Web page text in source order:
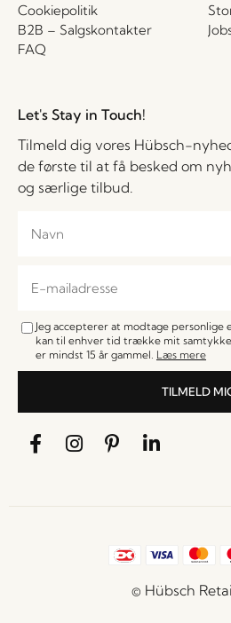
Cookiepolitik
B2B – Salgskontakter
FAQ
Let's Stay in Touch!
Tilmeld dig vores Hübsch-
de første til at få besked om
og særlige tilbud.
Jeg accepterer at modtage personlige
kan til enhver tid trække mit
er mindst 15 år gammel. Læs mere
TILMELD
© Hübsch